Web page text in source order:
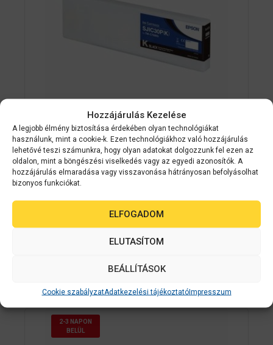
Hozzájárulás Kezelése
A legjobb élmény biztosítása érdekében olyan technológiákat
használunk, mint a cookie-k. Ezen technológiákhoz való hozzájárulás
lehetővé teszi számunkra, hogy olyan adatokat dolgozzunk fel ezen az
oldalon, mint a böngészési viselkedés vagy az egyedi azonosítók. A
hozzájárulás elmaradása vagy visszavonása hátrányosan befolyásolhat
bizonyos funkciókat.
ELFOGADOM
ELUTASÍTOM
BEÁLLÍTÁSOK
Cookie szabályzatAdatkezelési tájékoztatóImpresszum
Epson kellékanyag C33S020639
EPSON SJIC30P(K) Black patron 294.3
ml (eredeti) C33S020639 C7500G
0
z
5
-
ő
l
Készleten
64 990Ft
KOSÁRBA TESZEM
2-3 NAPON
BELÜL